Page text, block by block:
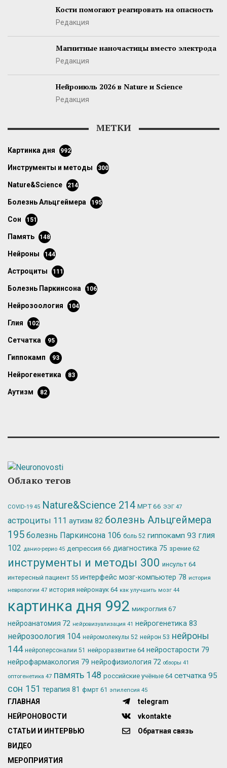
Кости помогают реагировать на опасность
Редакция
Магнитные наночастицы вместо электрода
Редакция
Нейроиюль 2026 в Nature и Science
Редакция
МЕТКИ
картинка дня 992
инструменты и методы 300
Nature&Science 214
болезнь Альцгеймера 195
сон 151
память 148
нейроны 144
астроциты 111
болезнь Паркинсона 106
нейрозоология 104
глия 102
сетчатка 95
гиппокамп 93
нейрогенетика 83
аутизм 82
Облако тегов
COVID-19 45 Nature&Science 214 МРТ66 ЭЭГ 47
астроциты 111 аутизм 82 болезнь Альцгеймера
195 болезнь Паркинсона 106 боль 52 гиппокамп 93 глия
102 данио-рерио 45 депрессия 66 диагностика 75 зрение 62
инструменты и методы 300 инсульт 64
интересный пациент 55 интерфейс мозг-компьютер 78 история
неврологии 47 история нейронаук 64 как улучшить мозг 44
картинка дня 992 микроглия 67
нейроанатомия 72 нейровизуализация 41 нейрогенетика 83
нейрозоология 104 нейромолекулы 52 нейрон 53 нейроны
144 нейроперсоналии 51 нейроразвитие 64 нейростарости 79
нейрофармакология 79 нейрофизиология 72 обзоры 41
оптогенетика 47 память 148 российские учёные 64 сетчатка 95
сон 151 терапия 81 фмрт 61 эпилепсия 45
ГЛАВНАЯ
НЕЙРОНОВОСТИ
СТАТЬИ И ИНТЕРВЬЮ
ВИДЕО
МЕРОПРИЯТИЯ
telegram
vkontakte
Обратная связь